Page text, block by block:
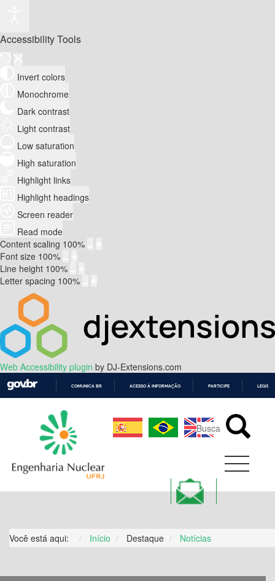
Accessibility Tools
Invert colors
Monochrome
Dark contrast
Light contrast
Low saturation
High saturation
Highlight links
Highlight headings
Screen reader
Read mode
Content scaling 100%
Font size 100%
Line height 100%
Letter spacing 100%
Web Accessibility plugin by DJ-Extensions.com
CONTEÚDO
COMUNICA BR ACESSO À INFORMAÇÃO PARTICIPE
Você está aqui: Início Destaque Notícias